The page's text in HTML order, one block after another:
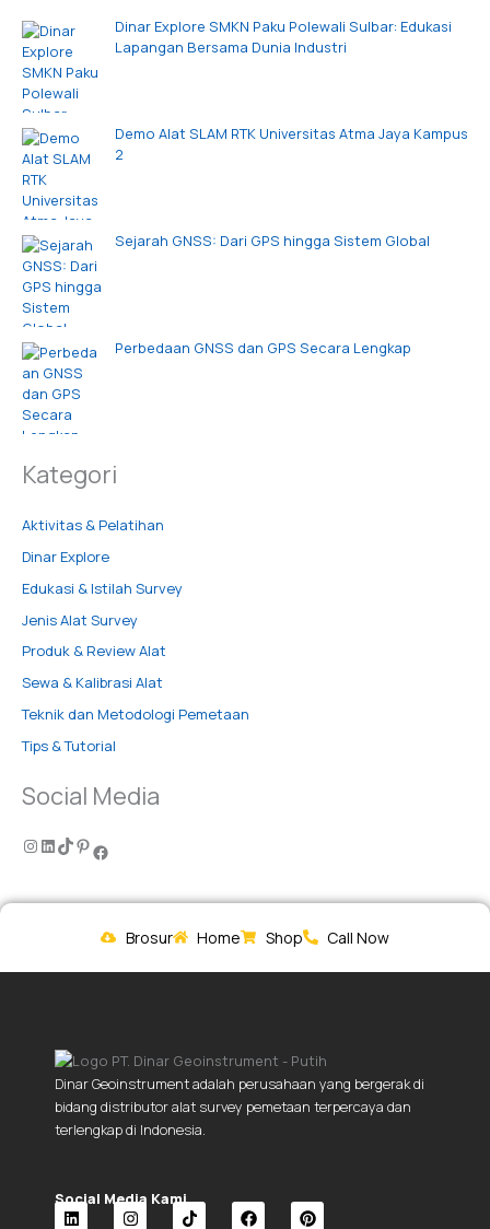
Dinar Explore SMKN Paku Polewali Sulbar: Edukasi
Lapangan Bersama Dunia Industri
Demo Alat SLAM RTK Universitas Atma Jaya Kampus
2
Sejarah GNSS: Dari GPS hingga Sistem Global
Perbedaan GNSS dan GPS Secara Lengkap
Kategori
Aktivitas & Pelatihan
Dinar Explore
Edukasi & Istilah Survey
Jenis Alat Survey
Produk & Review Alat
Sewa & Kalibrasi Alat
Teknik dan Metodologi Pemetaan
Tips & Tutorial
Social Media
Brosur Home Shop Call Now
Dinar Geoinstrument adalah perusahaan yang bergerak di
bidang distributor alat survey pemetaan terpercaya dan
terlengkap di Indonesia.
Social Media Kami.